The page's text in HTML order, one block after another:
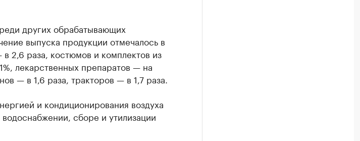
других обрабатывающих
выпуска продукции отмечалось в
2,6 раза, костюмов и комплектов из
лекарственных препаратов — на
— в 1,6 раза, тракторов — в 1,7 раза.
и кондиционирования воздуха
сборе и утилизации